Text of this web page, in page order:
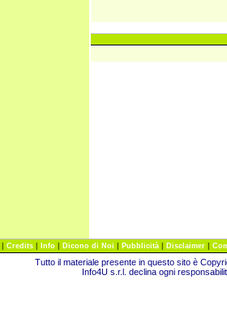
| Credits | Info | Dicono di Noi | Pubblicità | Disclaimer |
Tutto il materiale presente in questo sito è
Info4U s.r.l. declina ogni